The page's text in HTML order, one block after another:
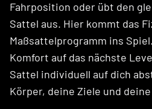
Fahrposition oder übt den
Sattel aus. Hier kommt das
Maßsattelprogramm ins
Komfort auf das nächste
Sattel individuell auf dich
Körper, deine Ziele und